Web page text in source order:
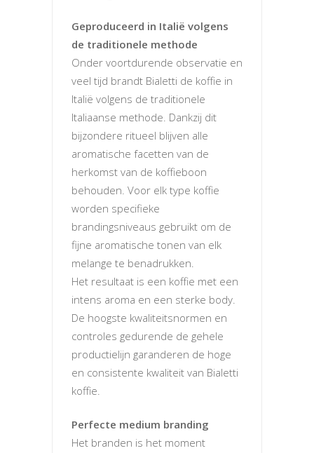
Geproduceerd in Italië volgens
de traditionele methode
Onder voortdurende observatie en
veel tijd brandt Bialetti de koffie in
Italië volgens de traditionele
Italiaanse methode. Dankzij dit
bijzondere ritueel blijven alle
aromatische facetten van de
herkomst van de koffieboon
behouden. Voor elk type koffie
worden specifieke
brandingsniveaus gebruikt om de
fijne aromatische tonen van elk
melange te benadrukken.
Het resultaat is een koffie met een
intens aroma en een sterke body.
De hoogste kwaliteitsnormen en
controles gedurende de gehele
productielijn garanderen de hoge
en consistente kwaliteit van Bialetti
koffie.
Perfecte medium branding
Het branden is het moment